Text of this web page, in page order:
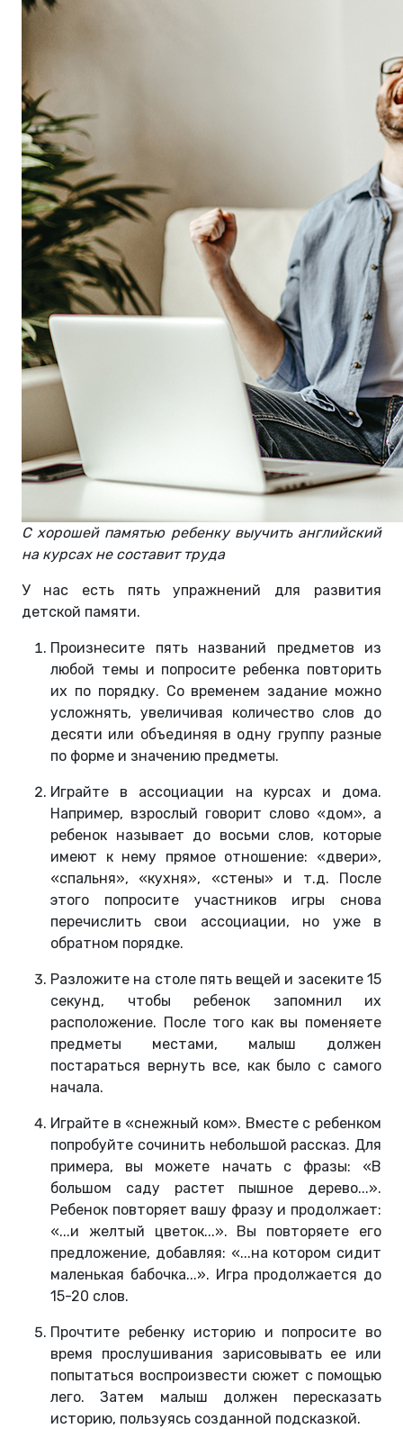
С хорошей памятью ребенку выучить английский
на курсах не составит труда
У нас есть пять упражнений для развития
детской памяти.
Произнесите пять названий предметов из
любой темы и попросите ребенка повторить
их по порядку. Со временем задание можно
усложнять, увеличивая количество слов до
десяти или объединяя в одну группу разные
по форме и значению предметы.
Играйте в ассоциации на курсах и дома.
Например, взрослый говорит слово «дом», а
ребенок называет до восьми слов, которые
имеют к нему прямое отношение: «двери»,
«спальня», «кухня», «стены» и т.д. После
этого попросите участников игры снова
перечислить свои ассоциации, но уже в
обратном порядке.
Разложите на столе пять вещей и засеките 15
секунд, чтобы ребенок запомнил их
расположение. После того как вы поменяете
предметы местами, малыш должен
постараться вернуть все, как было с самого
начала.
Играйте в «снежный ком». Вместе с ребенком
попробуйте сочинить небольшой рассказ. Для
примера, вы можете начать с фразы: «В
большом саду растет пышное дерево...».
Ребенок повторяет вашу фразу и продолжает:
«...и желтый цветок...». Вы повторяете его
предложение, добавляя: «...на котором сидит
маленькая бабочка...». Игра продолжается до
15-20 слов.
Прочтите ребенку историю и попросите во
время прослушивания зарисовывать ее или
попытаться воспроизвести сюжет с помощью
лего. Затем малыш должен пересказать
историю, пользуясь созданной подсказкой.